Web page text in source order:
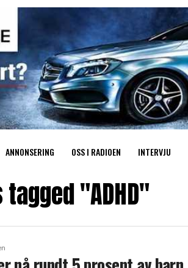
ANNONSERING OSS I RADIOEN INTERVJU
"ADHD"